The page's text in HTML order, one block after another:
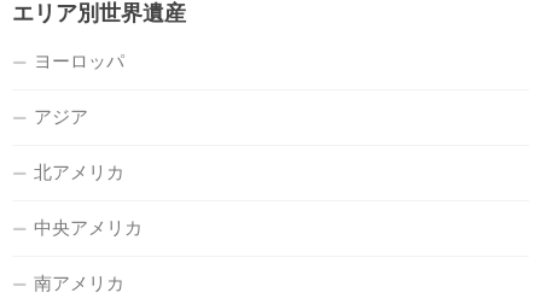
エリア別世界遺産
ヨーロッパ
アジア
北アメリカ
中央アメリカ
南アメリカ